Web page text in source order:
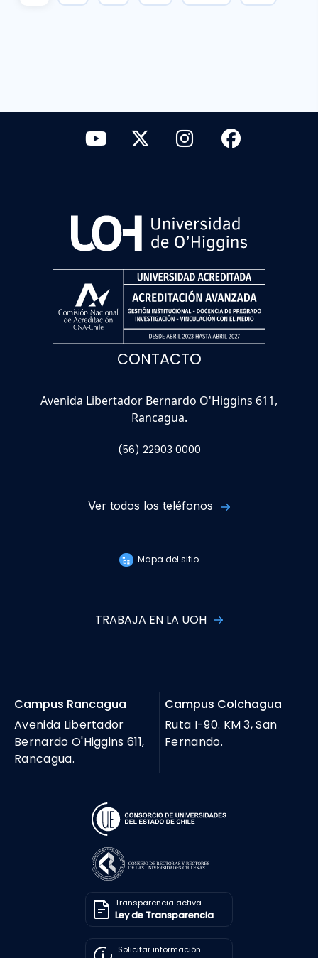
CONTACTO
Avenida Libertador Bernardo O'Higgins 611,
Rancagua.
(56) 22903 0000
Ver todos los teléfonos
Mapa del sitio
TRABAJA EN LA UOH
Campus Rancagua
Avenida Libertador
Bernardo O'Higgins 611,
Rancagua.
Campus Colchagua
Ruta I-90. KM 3, San
Fernando.
Transparencia activa
Ley de Transparencia
Solicitar información